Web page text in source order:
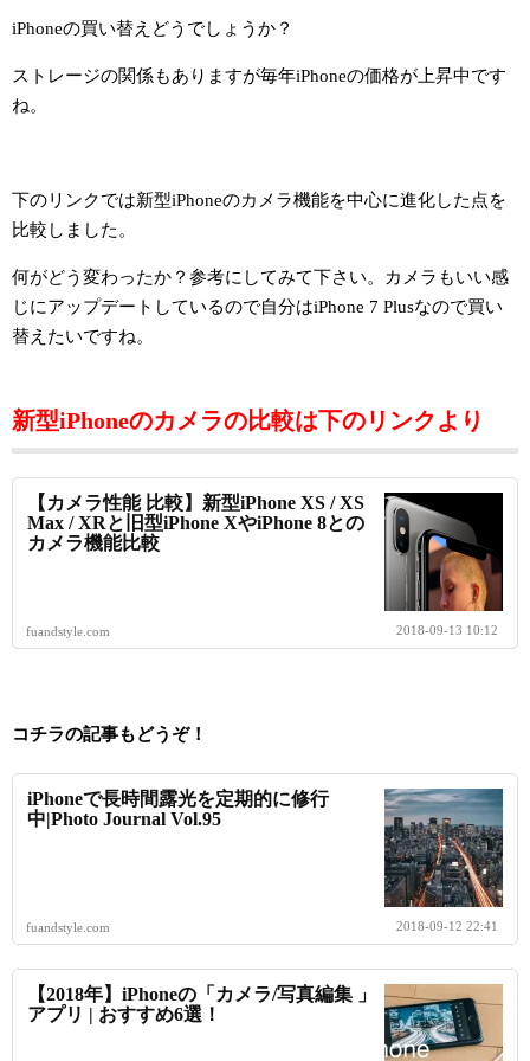
iPhoneの買い替えどうでしょうか？
ストレージの関係もありますが毎年iPhoneの価格が上昇中です
ね。
下のリンクでは新型iPhoneのカメラ機能を中心に進化した点を
比較しました。
何がどう変わったか？参考にしてみて下さい。カメラもいい感
じにアップデートしているので自分はiPhone 7 Plusなので買い
替えたいですね。
新型iPhoneのカメラの比較は下のリンクより
【カメラ性能 比較】新型iPhone XS / XS
Max / XRと旧型iPhone XやiPhone 8との
カメラ機能比較
fuandstyle.com 2018-09-13 10:12
コチラの記事もどうぞ！
iPhoneで長時間露光を定期的に修行
中|Photo Journal Vol.95
fuandstyle.com 2018-09-12 22:41
【2018年】iPhoneの「カメラ/写真編集 」
アプリ | おすすめ6選！